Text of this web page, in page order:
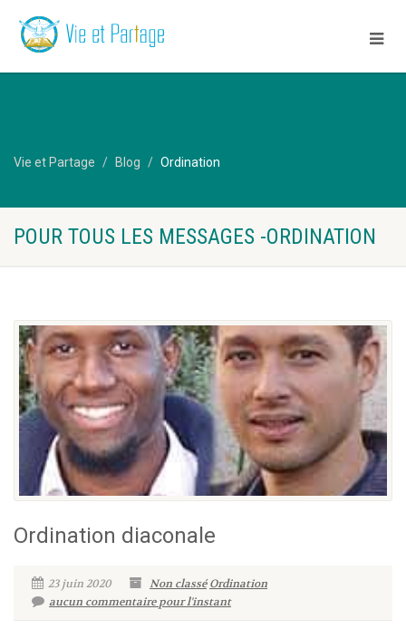
Vie et Partage Blog Ordination
POUR TOUS LES MESSAGES -ORDINATION
Ordination diaconale
23 juin 2020 Non classé Ordination
aucun commentaire pour l'instant